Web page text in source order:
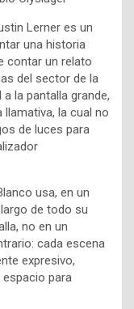
Lerner es un
una historia
contar un relato
del sector de la
la pantalla grande,
la cual no
de luces para
usa, en un
de todo su
no en un
cada escena
expresivo,
para